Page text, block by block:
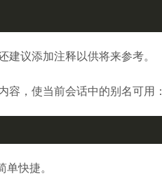
建议添加注释以供将来参考。
容，使当前会话中的别名可用：
单快捷。